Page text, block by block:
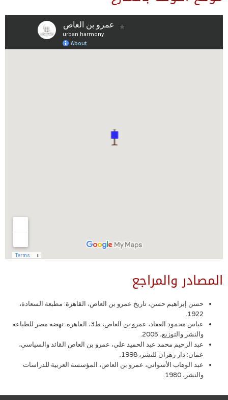
المصادر والمراجع
حسن إبراهيم حسن، تاريخ عمرو بن العاص، القاهرة: مطبعة السعادة،
1922.
عباس محمود العقاد، عمرو بن العاص، ط3، القاهرة: نهضة مصر للطباعة
والنشر والتوزيع، 2005.
عبد الرحيم محمد عبد الحميد علي، عمرو بن العاص القائد والسياسي،
عمان: دار زهران للنشر، 1998.
عبد الوهاب الأسواني، عمرو بن العاص، المؤسسة العربية للدراسات
والنشر، 1980.